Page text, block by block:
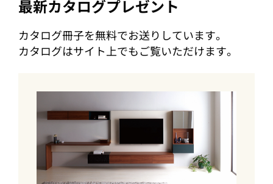
最新カタログプレゼント
カタログ冊子を無料でお送りしています。
カタログはサイト上でもご覧いただけます。